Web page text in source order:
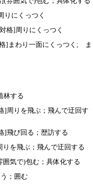
にくっつく
格]周りにくっつく
]まわり一面にくっつく; ま
林する
]周りを飛ぶ；飛んで迂回す
]飛び回る；歴訪する
を飛ぶ；飛んで迂回する
気で)包む；具体化する
；囲む